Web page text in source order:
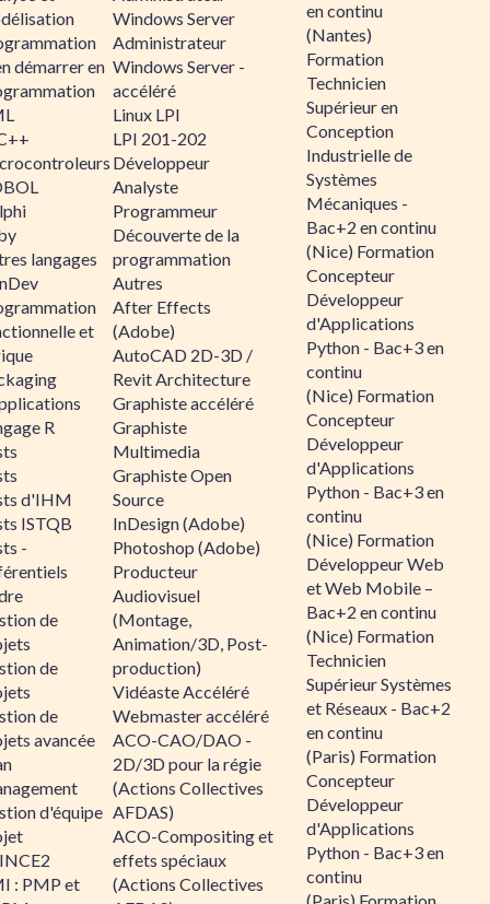
démarrer en
langages
et
R
d'IHM
ISTQB
-
de
de
de
avancée
d'équipe
: PMP et
Windows Server
Administrateur
Windows Server -
accéléré
Linux LPI
LPI 201-202
Développeur
Analyste
Programmeur
Découverte de la
programmation
Autres
After Effects
(Adobe)
AutoCAD 2D-3D /
Revit Architecture
Graphiste accéléré
Graphiste
Multimedia
Graphiste Open
Source
InDesign (Adobe)
Photoshop (Adobe)
Producteur
Audiovisuel
(Montage,
Animation/3D, Post-
production)
Vidéaste Accéléré
Webmaster accéléré
ACO-CAO/DAO -
2D/3D pour la régie
(Actions Collectives
AFDAS)
ACO-Compositing et
effets spéciaux
(Actions Collectives
en continu
(Nantes)
Formation
Technicien
Supérieur en
Conception
Industrielle de
Systèmes
Mécaniques -
Bac+2 en continu
(Nice) Formation
Concepteur
Développeur
d'Applications
Python - Bac+3 en
continu
(Nice) Formation
Concepteur
Développeur
d'Applications
Python - Bac+3 en
continu
(Nice) Formation
Développeur Web
et Web Mobile –
Bac+2 en continu
(Nice) Formation
Technicien
Supérieur Systèmes
et Réseaux - Bac+2
en continu
(Paris) Formation
Concepteur
Développeur
d'Applications
Python - Bac+3 en
continu